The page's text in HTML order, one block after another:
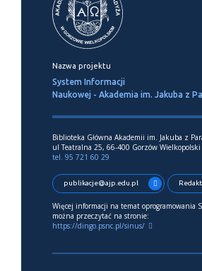
Nazwa projektu
System Informacji
Naukowej - Akademia im. Jakuba z
Biblioteka Główna Akademii im. Jakuba z
ul Teatralna 25, 66-400 Gorzów Wielkopolski
tel. 95 721 60 29
publikacje@ajp.edu.pl
Więcej informacji na temat oprogramowania
można przeczytać na stronie:
https://dingo.psnc.pl/sinus/